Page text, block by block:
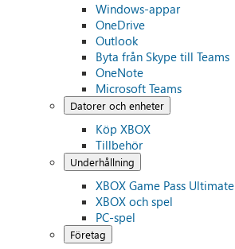
Windows-appar
OneDrive
Outlook
Byta från Skype till Teams
OneNote
Microsoft Teams
Datorer och enheter
Köp XBOX
Tillbehör
Underhållning
XBOX Game Pass Ultimate
XBOX och spel
PC-spel
Företag